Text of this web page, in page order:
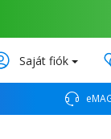
Saját fiók